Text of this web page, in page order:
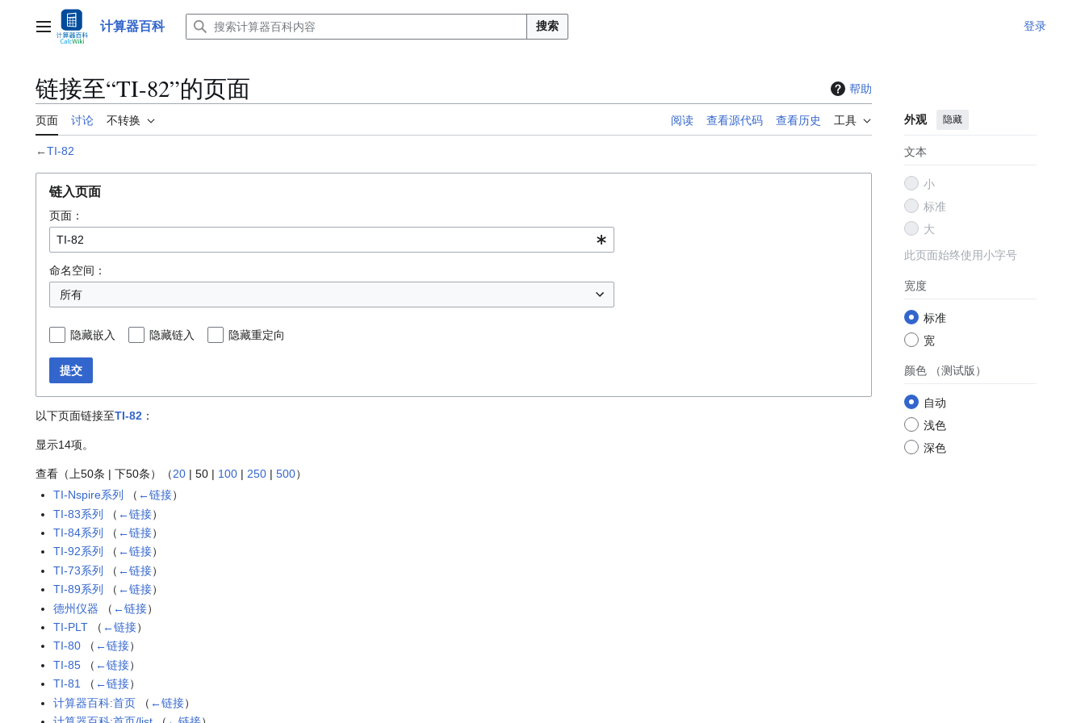
主菜单 计算器百科 搜索 登录
链接至“TI-82”的页面 帮助
页面 讨论 不转换 阅读 查看源代码 查看历史 工具 外观 隐藏
文本
小
标准
大
此页面始终使用小字号
宽度
标准
宽
颜色 （测试版）
自动
浅色
深色
←TI-82
链入页面
页面：
命名空间：
所有
隐藏嵌入 隐藏链入 隐藏重定向
提交
以下页面链接至TI-82 ：
显示14项。
查看（ 上50条 | 下50条）（20 | 50 | 100 | 250 | 500）
TI-Nspire系列
（ ←链接）
TI-83系列
（ ←链接）
TI-84系列
（ ←链接）
TI-92系列
（ ←链接）
TI-73系列
（ ←链接）
TI-89系列
（ ←链接）
德州仪器
（ ←链接）
TI-PLT
（ ←链接）
TI-80
（ ←链接）
TI-85
（ ←链接）
TI-81
（ ←链接）
计算器百科:首页
（ ←链接）